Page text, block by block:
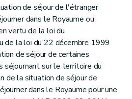
de séjour de l'étranger
dans le Royaume ou
vertu de la loi du
de la loi du 22 décembre 1999
de séjour de certaines
séjournant sur le territoire du
de la situation de séjour de
dans le Royaume pour une